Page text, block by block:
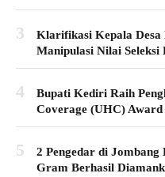
3
Klarifikasi Kepala Desa
Manipulasi Nilai Seleksi
4
Bupati Kediri Raih
Coverage (UHC) Award
5
2 Pengedar di Jombang
Gram Berhasil